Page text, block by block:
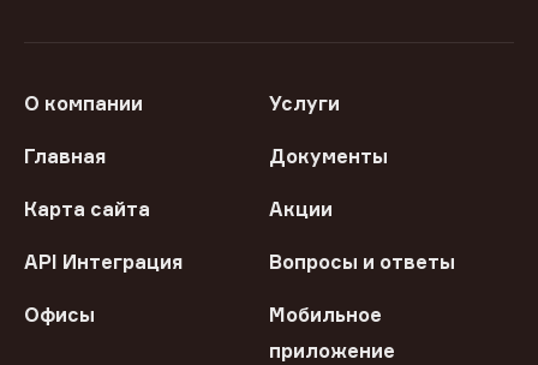
О компании Услуги
Главная Документы
Карта сайта Акции
API Интеграция Вопросы и ответы
Офисы
Мобильное
приложение